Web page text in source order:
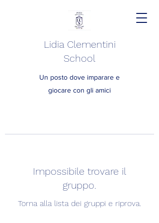
Lidia Clementini
School
Un posto dove imparare e
giocare con gli amici
Impossibile trovare il
gruppo.
Torna alla lista dei gruppi e riprova.